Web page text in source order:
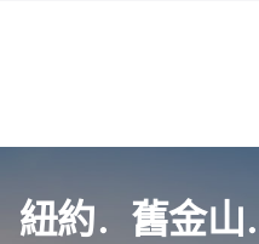
紐約．舊金山．